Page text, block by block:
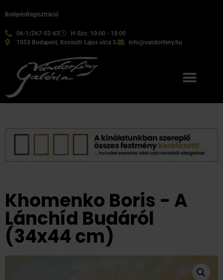
06-1/267-52-62
H-Szo: 10:00 - 18:00
1053 Budapest, Kossuth Lajos utca 3.
info@vandorfeny.hu
BelépésRegisztráció
Khomenko Boris - A
Lánchíd Budáról
(34x44 cm)